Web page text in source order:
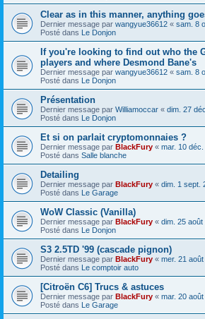
Clear as in this manner, anything
Dernier message par wangyue36612 « sam. 8
Posté dans Le Donjon
If you're looking to find out who the
players and where Desmond Bane's
Dernier message par wangyue36612 « sam. 8
Posté dans Le Donjon
Présentation
Dernier message par Williamoccar « dim. 27
Posté dans Le Donjon
Et si on parlait cryptomonnaies ?
Dernier message par BlackFury « mar. 10
Posté dans Salle blanche
Detailing
Dernier message par BlackFury « dim. 1 sept.
Posté dans Le Garage
WoW Classic (Vanilla)
Dernier message par BlackFury « dim. 25
Posté dans Le Donjon
S3 2.5TD '99 (cascade pignon)
Dernier message par BlackFury « mer. 21
Posté dans Le comptoir auto
[Citroën C6] Trucs & astuces
Dernier message par BlackFury « mar. 20 août
Posté dans Le Garage